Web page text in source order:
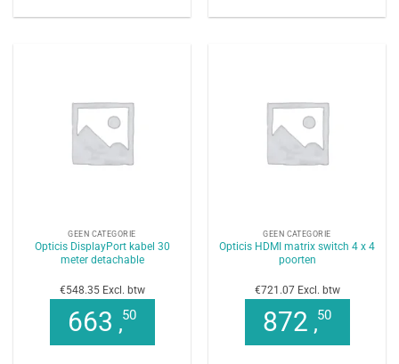
GEEN CATEGORIE
Opticis DisplayPort kabel 30
meter detachable
€548.35 Excl. btw
663 ,50
GEEN CATEGORIE
Opticis HDMI matrix switch 4 x 4
poorten
€721.07 Excl. btw
872 ,50